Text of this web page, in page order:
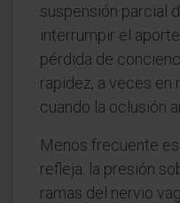
suspensión parcial
interrumpir el
pérdida de
rapidez, a veces en
cuando la oclusión
Menos frecuente
refleja: la presión
ramas del nervio